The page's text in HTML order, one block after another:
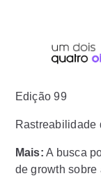
Edição 99
Rastreabilidade
Mais: A busca
de growth sobre